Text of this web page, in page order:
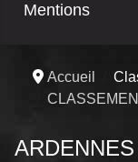
Mentions
Accueil